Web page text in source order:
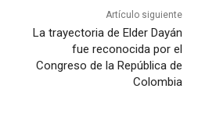
Artículo siguiente
La trayectoria de Elder Dayán
fue reconocida por el
Congreso de la República de
Colombia